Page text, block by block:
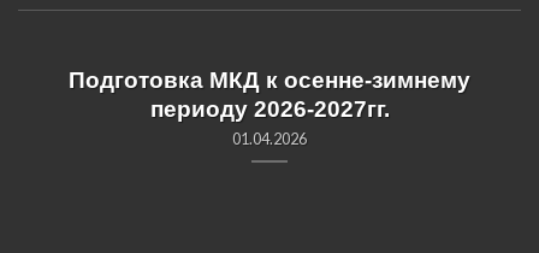
Подготовка МКД к осенне-зимнему
периоду 2026-2027гг.
01.04.2026